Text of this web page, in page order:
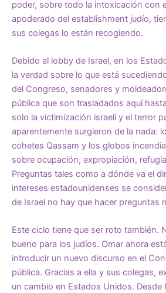
poder, sobre todo la intoxicación con
apoderado del establishment judío,
sus colegas lo están recogiendo.
Debido al lobby de Israel, en los
la verdad sobre lo que está
del Congreso, senadores y
pública que son trasladados aquí
solo la victimización israelí y el terror
aparentemente surgieron de la nada:
cohetes Qassam y los globos
sobre ocupación, expropiación,
Preguntas tales como a dónde va el
intereses estadounidenses se
de Israel no hay que hacer preguntas
Este ciclo tiene que ser roto también.
bueno para los judíos. Omar ahora
introducir un nuevo discurso en el
pública. Gracias a ella y sus colegas,
un cambio en Estados Unidos. Desde